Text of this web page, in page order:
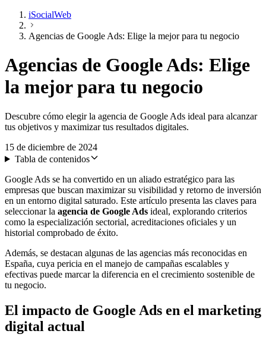
iSocialWeb
Agencias de Google Ads: Elige la mejor para tu negocio
Agencias de Google Ads: Elige
la mejor para tu negocio
Descubre cómo elegir la agencia de Google Ads ideal para alcanzar
tus objetivos y maximizar tus resultados digitales.
15 de diciembre de 2024
Tabla de contenidos
Google Ads se ha convertido en un aliado estratégico para las
empresas que buscan maximizar su visibilidad y retorno de inversión
en un entorno digital saturado. Este artículo presenta las claves para
seleccionar la agencia de Google Ads ideal, explorando criterios
como la especialización sectorial, acreditaciones oficiales y un
historial comprobado de éxito.
Además, se destacan algunas de las agencias más reconocidas en
España, cuya pericia en el manejo de campañas escalables y
efectivas puede marcar la diferencia en el crecimiento sostenible de
tu negocio.
El impacto de Google Ads en el marketing
digital actual